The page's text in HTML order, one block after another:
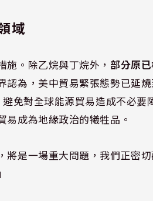
域
。除乙烷與丁烷外， 部分原
認為，美中貿易緊張態勢已延
免對全球能源貿易造成不必要
成為地緣政治的犧牲品。
是一場重大問題，我們正密